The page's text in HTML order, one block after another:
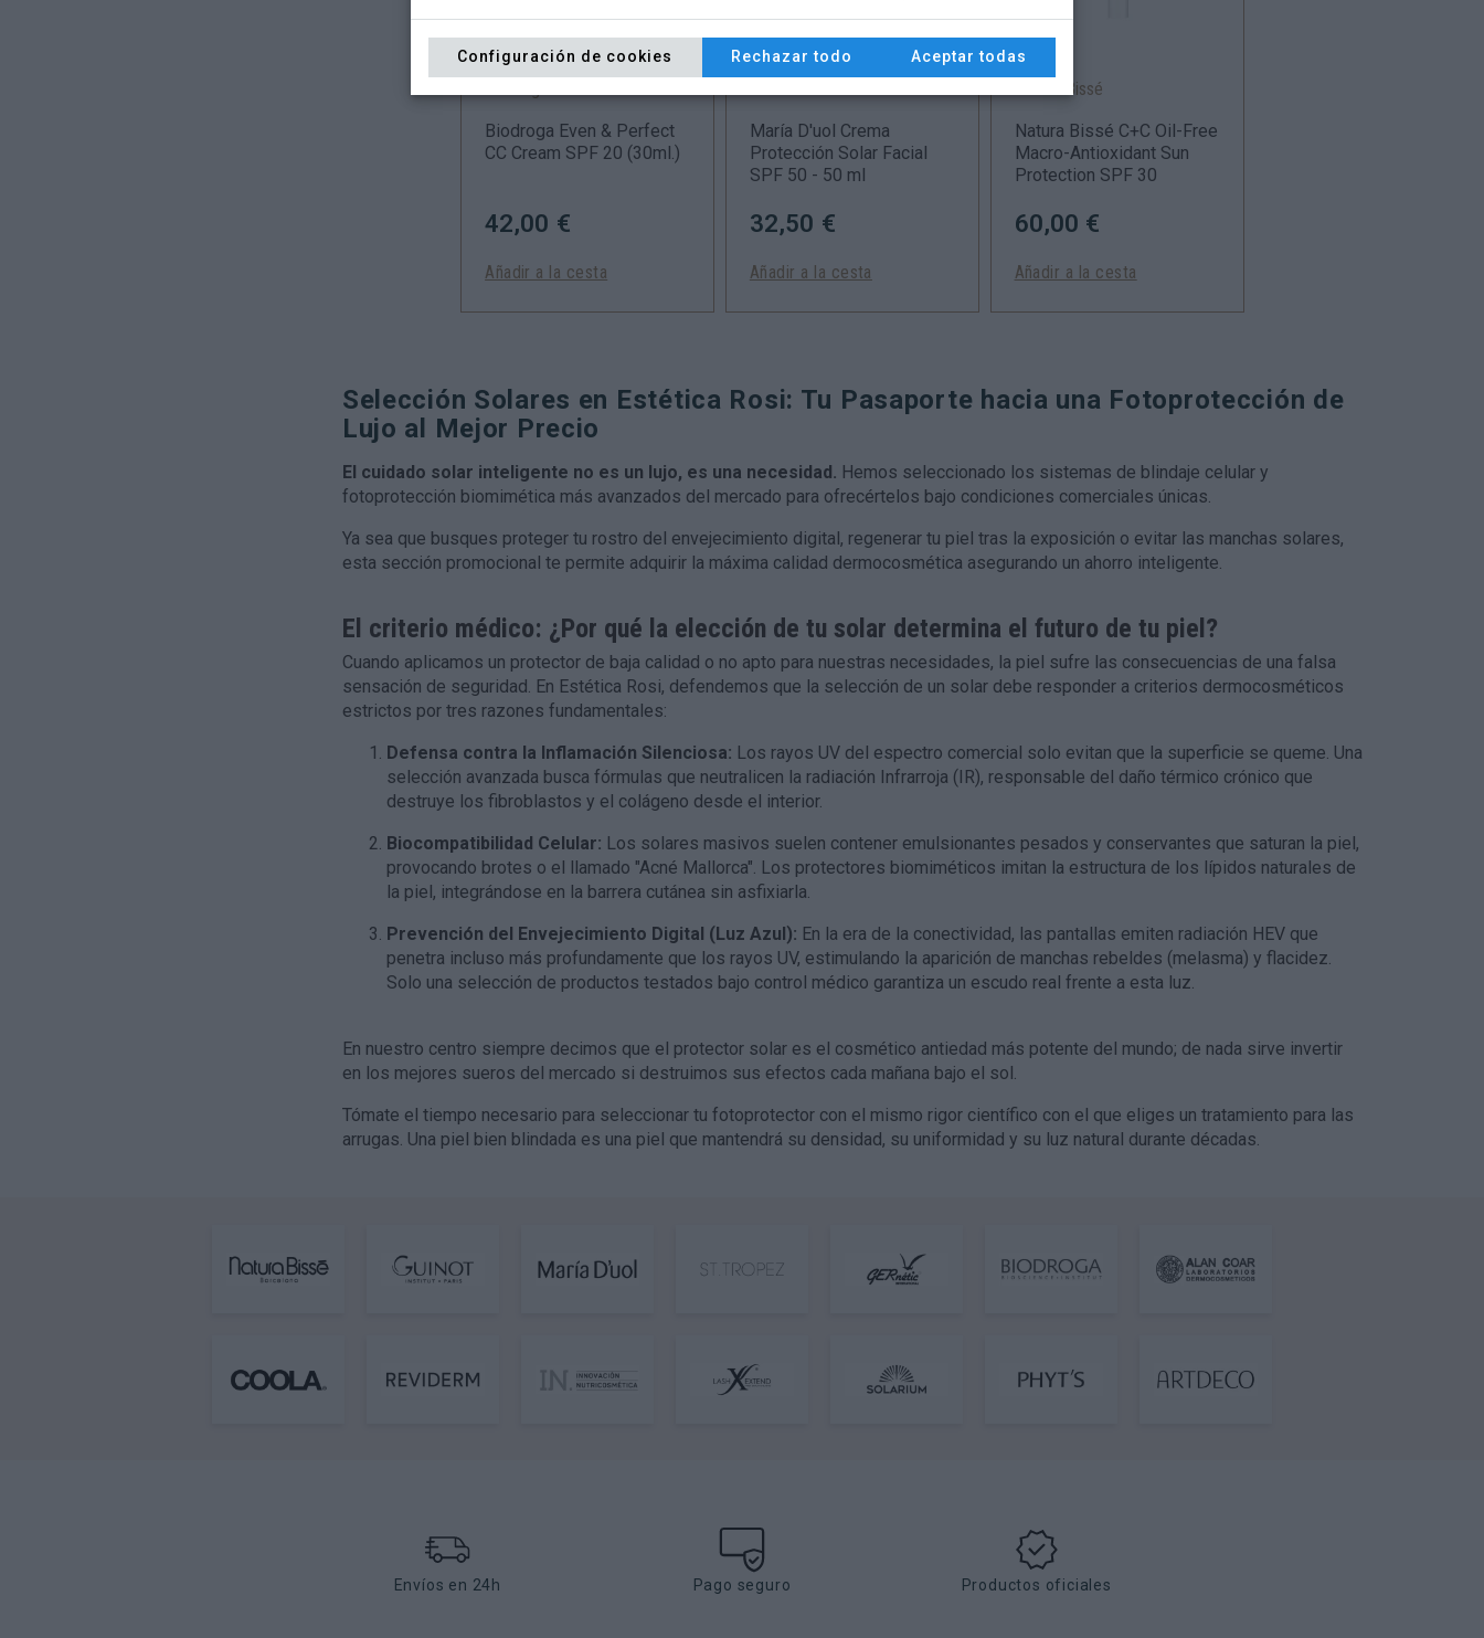
Biodroga Even & Perfect
CC Cream SPF 20 (30ml.)
Añadir a la cesta
María D'uol Crema
Protección Solar Facial
SPF 50 - 50 ml
Añadir a la cesta
Natura Bissé
Natura Bissé C+C Oil-Free
Macro-Antioxidant Sun
Protection SPF 30
Añadir a la cesta
Selección Solares en Estética Rosi: Tu Pasaporte hacia una Fotoprotección de
Lujo al Mejor Precio
El cuidado solar inteligente no es un lujo, es una necesidad. Hemos seleccionado los sistemas de blindaje celular y
fotoprotección biomimética más avanzados del mercado para ofrecértelos bajo condiciones comerciales únicas.
Ya sea que busques proteger tu rostro del envejecimiento digital, regenerar tu piel tras la exposición o evitar las manchas solares,
esta sección promocional te permite adquirir la máxima calidad dermocosmética asegurando un ahorro inteligente.
El criterio médico: ¿Por qué la elección de tu solar determina el futuro de tu piel?
Cuando aplicamos un protector de baja calidad o no apto para nuestras necesidades, la piel sufre las consecuencias de una falsa
sensación de seguridad. En Estética Rosi, defendemos que la selección de un solar debe responder a criterios dermocosméticos
estrictos por tres razones fundamentales:
Defensa contra la Inflamación Silenciosa: Los rayos UV del espectro comercial solo evitan que la superficie se queme. Una
selección avanzada busca fórmulas que neutralicen la radiación Infrarroja (IR), responsable del daño térmico crónico que
destruye los fibroblastos y el colágeno desde el interior.
Biocompatibilidad Celular: Los solares masivos suelen contener emulsionantes pesados y conservantes que saturan la piel,
provocando brotes o el llamado "Acné Mallorca". Los protectores biomiméticos imitan la estructura de los lípidos naturales de
la piel, integrándose en la barrera cutánea sin asfixiarla.
Prevención del Envejecimiento Digital (Luz Azul): En la era de la conectividad, las pantallas emiten radiación HEV que
penetra incluso más profundamente que los rayos UV, estimulando la aparición de manchas rebeldes (melasma) y flacidez.
Solo una selección de productos testados bajo control médico garantiza un escudo real frente a esta luz.
En nuestro centro siempre decimos que el protector solar es el cosmético antiedad más potente del mundo; de nada sirve invertir
en los mejores sueros del mercado si destruimos sus efectos cada mañana bajo el sol.
Tómate el tiempo necesario para seleccionar tu fotoprotector con el mismo rigor científico con el que eliges un tratamiento para las
arrugas. Una piel bien blindada es una piel que mantendrá su densidad, su uniformidad y su luz natural durante décadas.
Envíos en 24h Pago seguro Productos oficiales
Aceptar todas
Rechazar todo
Configuración de cookies